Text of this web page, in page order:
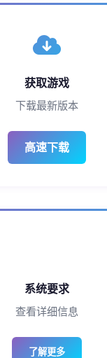
获取游戏
下载最新版本
高速下载
系统要求
查看详细信息
了解更多